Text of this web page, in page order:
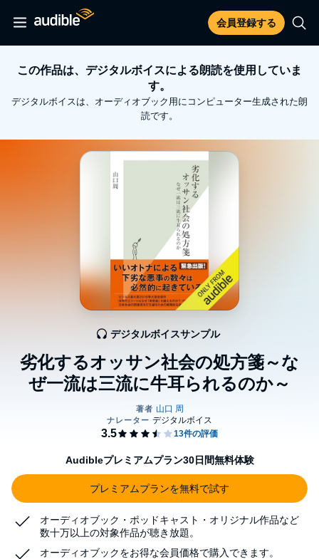
会員登録する
この作品は、デジタルボイスによる朗読を使用していま
す。
デジタルボイスは、オーディオブック用にコンピューター生成された朗
読です。
劣化するオッサン社会の処方箋～な
ぜ一流は三流に牛耳られるのか～
デジタルボイスサンプル
Audibleプレミアムプラン30日間無料体験
プレミアムプランを無料で試す
オーディオブック・ポッドキャスト・オリジナル作品など
数十万以上の対象作品が聴き放題。
オーディオブックをお得な会員価格で購入できます。